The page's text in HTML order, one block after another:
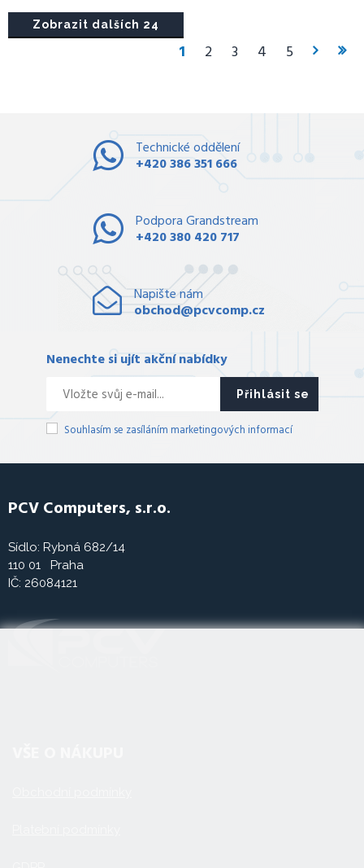
Zobrazit dalších 24
1 2 3 4 5
Technické oddělení
+420 386 351 666
Podpora Grandstream
+420 380 420 717
Napište nám
obchod@pcvcomp.cz
Nenechte si ujít akční nabídky
Přihlásit se
Souhlasím se zasíláním marketingových informací
PCV Computers, s.r.o.
Sídlo: Rybná 682/14
110 01 Praha
IČ: 26084121